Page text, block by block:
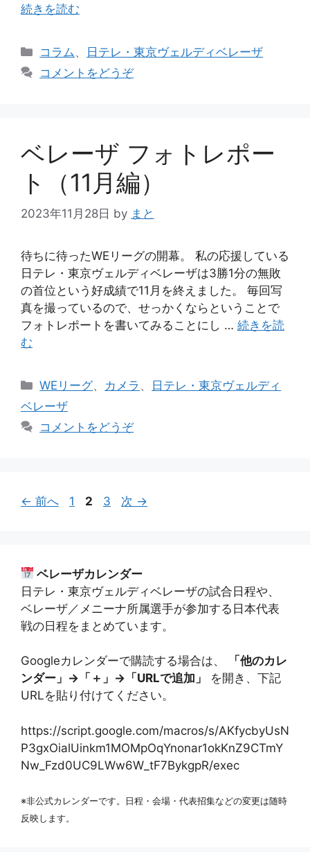
続きを読む
カ
テ
コラム、
日テレ・東京ヴェルディベレーザ
コメントをどうぞ
ベレーザ フォトレポー
ト（11月編）
2023年11月28日 by まと
待ちに待ったWEリーグの開幕。 私の応援している
日テレ・東京ヴェルディベレーザは3勝1分の無敗
の首位という好成績で11月を終えました。 毎回写
真を撮っているので、せっかくならということで
フォトレポートを書いてみることにし … 続きを読
む
カ
リ
WEリーグ、 カメラ 、 日テレ・東京ヴェルディ
ベレーザ
コメントをどうぞ
← 前へ
ペ
1
ペ
2
ペ
3 次 →
ベレーザカレンダー
日テレ・東京ヴェルディベレーザの試合日程や、
ベレーザ／メニーナ所属選手が参加する日本代表
戦の日程をまとめています。
Googleカレンダーで購読する場合は、
「他のカレ
ンダー」→「＋」→「URLで追加」
を開き、下記
URLを貼り付けてください。
https://script.google.com/macros/s/AKfycbyUsN
P3gxOialUinkm1MOMpOqYnonar1okKnZ9CTmY
Nw_Fzd0UC9LWw6W_tF7BykgpR/exec
※非公式カレンダーです。日程・会場・代表招集などの変更は随時
反映します。